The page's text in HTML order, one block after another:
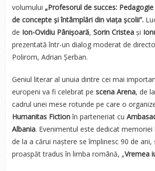
volumului „Profesorul de succes:
de concepte și întâmplări din viața școlii”.
de Ion-Ovidiu Pânișoară, Sorin Cristeași
prezentată într-un dialog moderat de
Polirom, Adrian Șerban.
Geniul literar al unuia dintre cei mai
europeni va fi celebrat pe scena Arena, de la
cadrul unei mese rotunde pe care o
Humanitas Fictionîn parteneriat cu
Albania. Evenimentul este dedicat memoriei
de la a cărui naștere se împlinesc 90 de ani,
proaspăt tradus în limba română, „Vremea